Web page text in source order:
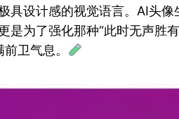
设计感的视觉语言。AI头
为了强化那种“此时无声胜
卫气息。